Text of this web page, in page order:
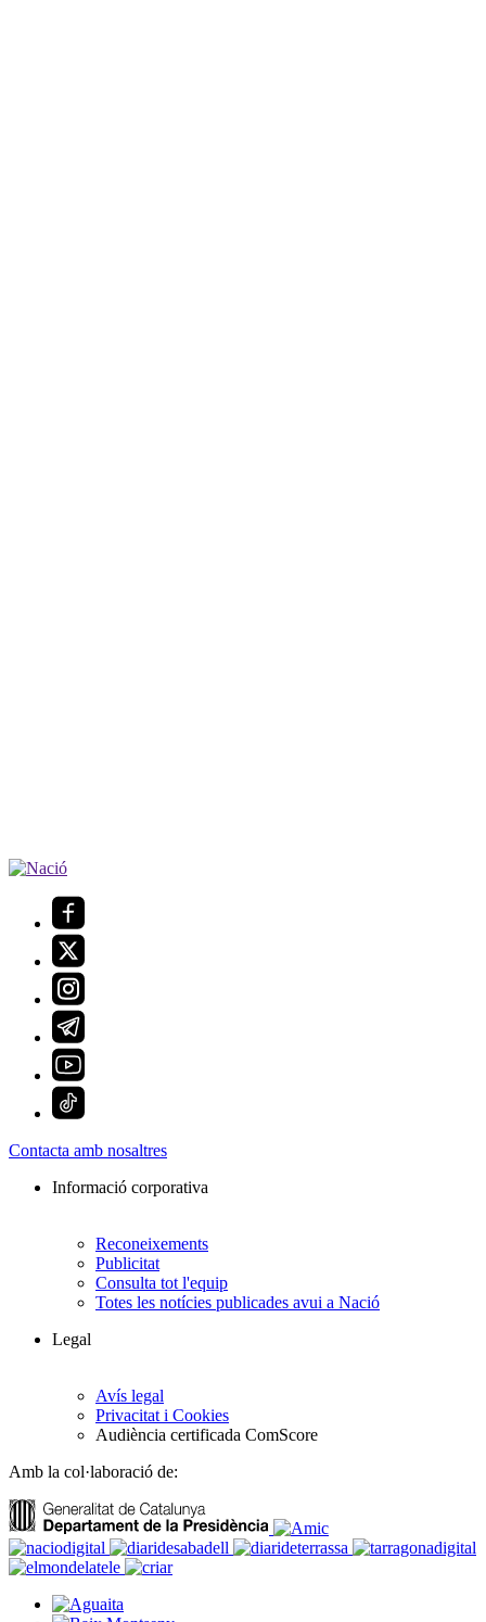
Contacta amb nosaltres
Informació corporativa
Reconeixements
Publicitat
Consulta tot l'equip
Totes les notícies publicades avui a Nació
Legal
Avís legal
Privacitat i Cookies
Audiència certificada ComScore
Amb la col·laboració de: